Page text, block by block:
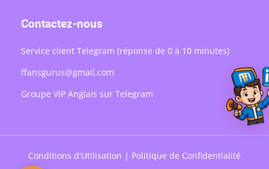
Contactez-nous
Service client Telegram (réponse de 0 à 10 minutes)
ffansgurus@gmail.com
Groupe VIP Anglais sur Telegram
Conditions d'Utilisation | Politique de Confidentialité